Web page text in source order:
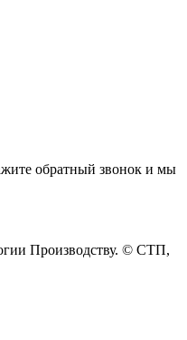
обратный звонок и мы
Производству. © СТП,